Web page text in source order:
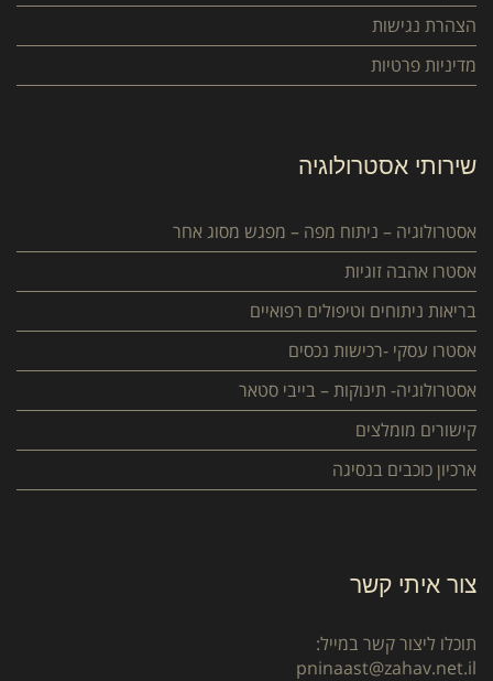
הצהרת נגישות
מדיניות פרטיות
שירותי אסטרולוגיה
אסטרולוגיה – ניתוח מפה – מפגש מסוג אחר
אסטרו אהבה זוגיות
בריאות ניתוחים וטיפולים רפואיים
אסטרו עסקי -רכישות נכסים
אסטרולוגיה- תינוקות – בייבי סטאר
קישורים מומלצים
ארכיון כוכבים בנסיגה
צור איתי קשר
תוכלו ליצור קשר במייל:
pninaast@zahav.net.il